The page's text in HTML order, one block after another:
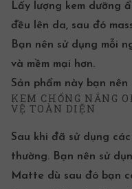
Lấy lượng kem dưỡng
đều lên da, sau đó
Bạn nên sử dụng mỗi
và mềm mại hơn.
Sản phẩm này bạn
KEM CHỐNG NẮNG
VỆ TOÀN DIỆN
Sau khi đã sử dụng
thường. Bạn nên sử
Matte dù sau đó bạn